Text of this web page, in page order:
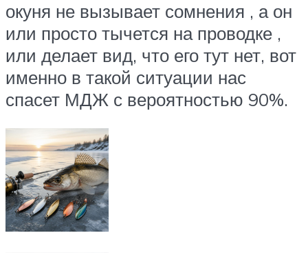
окуня не вызывает сомнения , а он
или просто тычется на проводке ,
или делает вид, что его тут нет, вот
именно в такой ситуации нас
спасет МДЖ с вероятностью 90%.